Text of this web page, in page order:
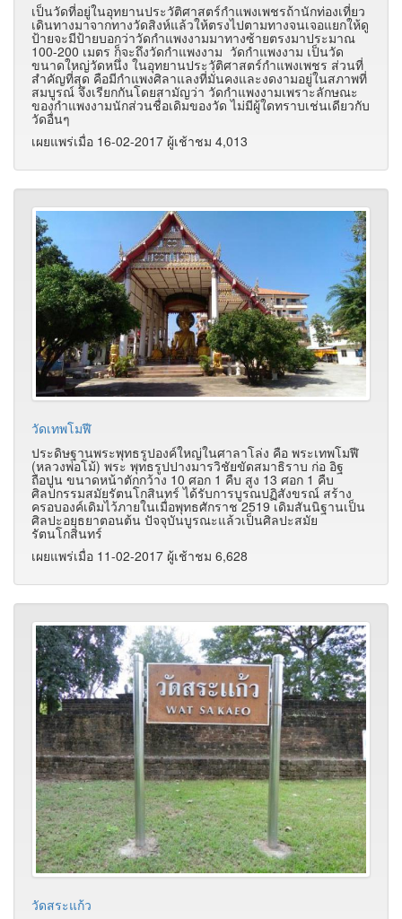
เป็นวัดที่อยู่ในอุทยานประวัติศาสตร์กำแพงเพชรถ้านักท่องเที่ยว
เดินทางมาจากทางวัดสิงห์แล้วให้ตรงไปตามทางจนเจอแยกให้ดู
ป้ายจะมีป้ายบอกว่าวัดกำแพงงามมาทางซ้ายตรงมาประมาณ
100-200 เมตร ก็จะถึงวัดกำแพงงาม วัดกำแพงงาม เป็นวัด
ขนาดใหญ่วัดหนึ่ง ในอุทยานประวัติศาสตร์กำแพงเพชร ส่วนที่
สำคัญที่สุด คือมีกำแพงศิลาแลงที่มั่นคงและงดงามอยู่ในสภาพที่
สมบูรณ์ จึงเรียกกันโดยสามัญว่า วัดกำแพงงามเพราะลักษณะ
ของกำแพงงามนักส่วนชื่อเดิมของวัด ไม่มีผู้ใดทราบเช่นเดียวกับ
วัดอื่นๆ
เผยแพร่เมื่อ 16-02-2017 ผู้เช้าชม 4,013
วัดเทพโมฬี
ประดิษฐานพระพุทธรูปองค์ใหญ่ในศาลาโล่ง คือ พระเทพโมฬี
(หลวงพ่อโม้) พระ พุทธรูปปางมารวิชัยขัดสมาธิราบ ก่อ อิฐ
ถือปูน ขนาดหน้าตักกว้าง 10 ศอก 1 คืบ สูง 13 ศอก 1 คืบ
ศิลปกรรมสมัยรัตนโกสินทร์ ได้รับการบูรณปฏิสังขรณ์ สร้าง
ครอบองค์เดิมไว้ภายในเมื่อพุทธศักราช 2519 เดิมสันนิฐานเป็น
ศิลปะอยุธยาตอนต้น ปัจจุบันบูรณะแล้วเป็นศิลปะสมัย
รัตนโกสินทร์
เผยแพร่เมื่อ 11-02-2017 ผู้เช้าชม 6,628
วัดสระแก้ว